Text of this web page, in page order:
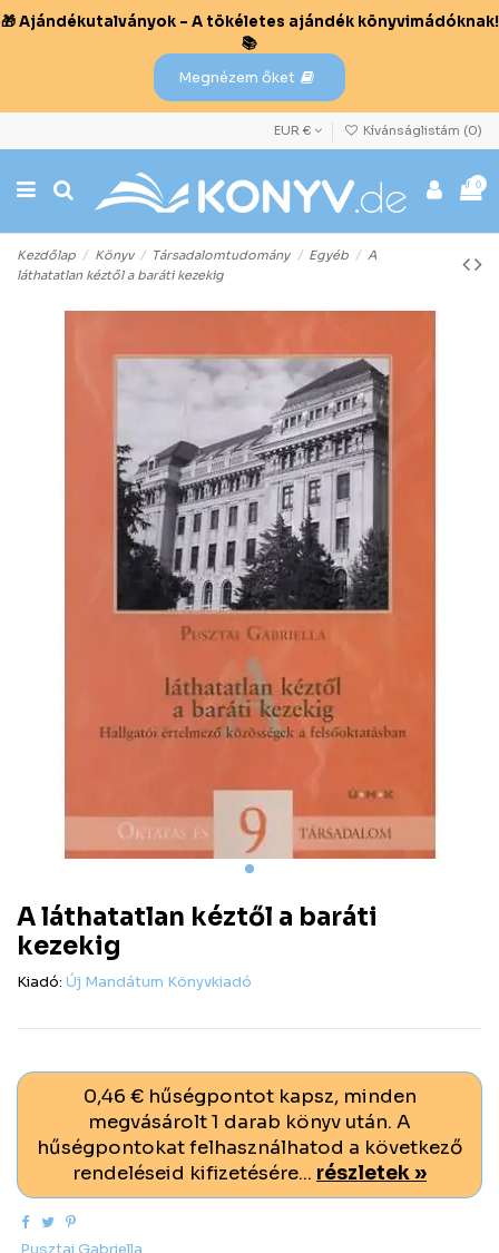
🎁 Ajándékutalványok – A tökéletes ajándék könyvimádóknak!
📚
Megnézem őket
EUR € Kívánságlistám (0)
0
Kezdőlap Könyv Társadalomtudomány Egyéb
A
láthatatlan kéztől a baráti kezekig
A láthatatlan kéztől a baráti
kezekig
Kiadó: Új Mandátum Könyvkiadó
0,46 € hűségpontot kapsz, minden
megvásárolt 1 darab könyv után. A
hűségpontokat felhasználhatod a következő
rendeléseid kifizetésére... részletek »